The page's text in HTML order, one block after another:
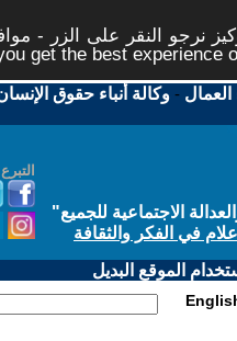
نرجو النقر على الزر -
get the best experience
العمال -وكالة أنباء حقوق
الاجتماعية للجميع"
في الفكر والثقافة
الموقع البديل